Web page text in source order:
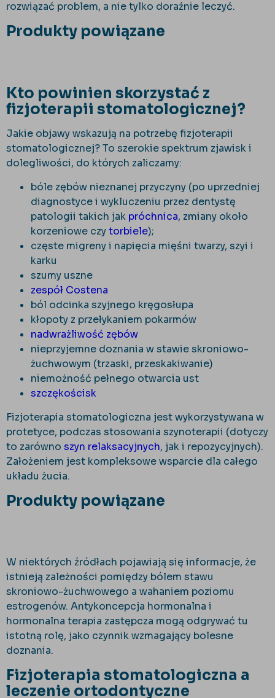
rozwiązać problem, a nie tylko doraźnie leczyć.
Produkty powiązane
Kto powinien skorzystać z
fizjoterapii stomatologicznej?
Jakie objawy wskazują na potrzebę fizjoterapii
stomatologicznej? To szerokie spektrum zjawisk i
dolegliwości, do których zaliczamy:
bóle zębów nieznanej przyczyny (po uprzedniej
diagnostyce i wykluczeniu przez dentystę
patologii takich jak próchnica, zmiany około
korzeniowe czytorbiele);
częste migreny i napięcia mięśni twarzy, szyi i
karku
szumy uszne
zespół Costena
ból odcinka szyjnego kręgosłupa
kłopoty z przełykaniem pokarmów
nadwrażliwość zębów
nieprzyjemne doznania w stawie skroniowo-
żuchwowym (trzaski, przeskakiwanie)
niemożność pełnego otwarcia ust
szczękościsk
Fizjoterapia stomatologiczna jest wykorzystywana w
protetyce, podczas stosowania szynoterapii (dotyczy
to zarówno szyn relaksacyjnych, jak i repozycyjnych).
Założeniem jest kompleksowe wsparcie dla całego
układu żucia.
Produkty powiązane
W niektórych źródłach pojawiają się informacje, że
istnieją zależności pomiędzy bólem stawu
skroniowo-żuchwowego a wahaniem poziomu
estrogenów. Antykoncepcja hormonalna i
hormonalna terapia zastępcza mogą odgrywać tu
istotną rolę, jako czynnik wzmagający bolesne
doznania.
Fizjoterapia stomatologiczna a
leczenie ortodontyczne